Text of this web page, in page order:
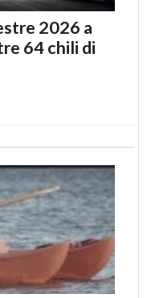
2026 a
64 chili di